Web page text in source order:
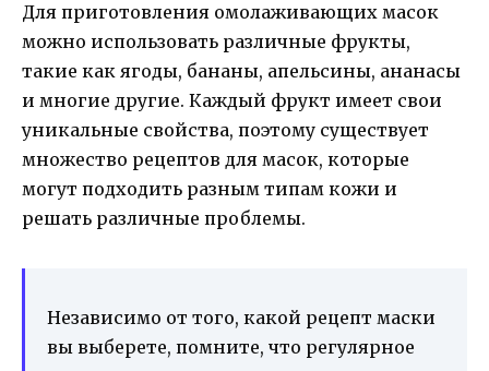
Для приготовления омолаживающих масок
можно использовать различные фрукты,
такие как ягоды, бананы, апельсины, ананасы
и многие другие. Каждый фрукт имеет свои
уникальные свойства, поэтому существует
множество рецептов для масок, которые
могут подходить разным типам кожи и
решать различные проблемы.
Независимо от того, какой рецепт маски
вы выберете, помните, что регулярное